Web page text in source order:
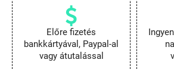
Előre fizetés
bankkártyával, Paypal-al
vagy átutalással